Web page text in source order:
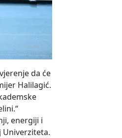
da će
Halilagić.
energiji i
Univerziteta.